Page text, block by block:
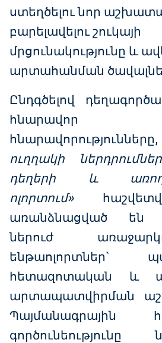
ստեղծելու նոր
բարելավելու շուկայի
մրցունակությունը և
արտահանման
Ընդգծելով
հնարավոր
հնարավորությունները,
ուղղակի
դեղերի և
ոլորտում»
առանձնացված են
ներուժ
ենթաոլորտներ`
հետազոտական և
արտապատվիրման
Պայմանագրային